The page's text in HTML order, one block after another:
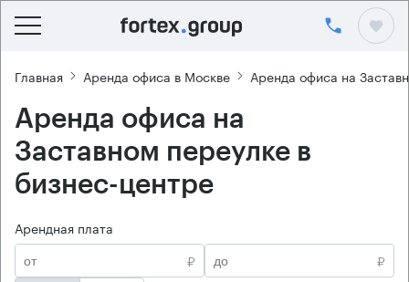
Главная Аренда офиса в Москве Аренда офиса на
Аренда офиса на
Заставном переулке в
бизнес-центре
Арендная плата
₽
₽